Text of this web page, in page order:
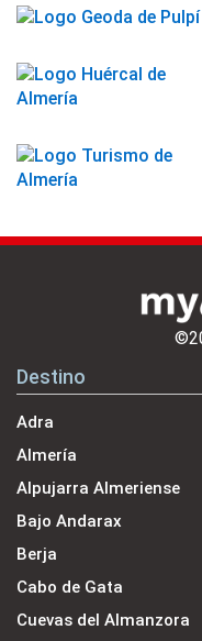
Destino
Adra
Almería
Alpujarra Almeriense
Bajo Andarax
Berja
Cabo de Gata
Cuevas del Almanzora